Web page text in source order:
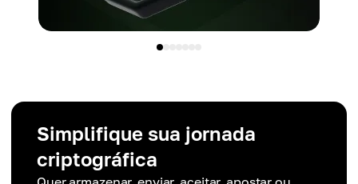
Simplifique sua jornada
criptográfica